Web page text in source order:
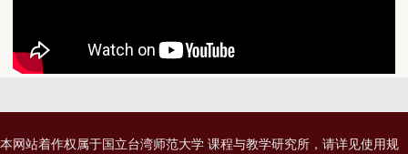
本网站着作权属于国立台湾师范大学 课程与教学研究所，请详见使用规